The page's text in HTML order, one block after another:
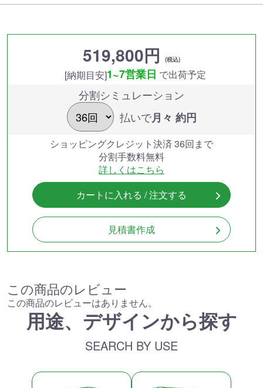
519,800円 (税込)
[納期目安]1~7営業日 で出荷予定
分割シミュレーション
払いで月々 約円
ショッピングクレジット決済 36回まで
分割手数料無料
詳しくはこちら
カートに入れる / 注文する
見積書作成
この商品のレビュー
この商品のレビューはありません。
用途、デザインから探す
SEARCH BY USE